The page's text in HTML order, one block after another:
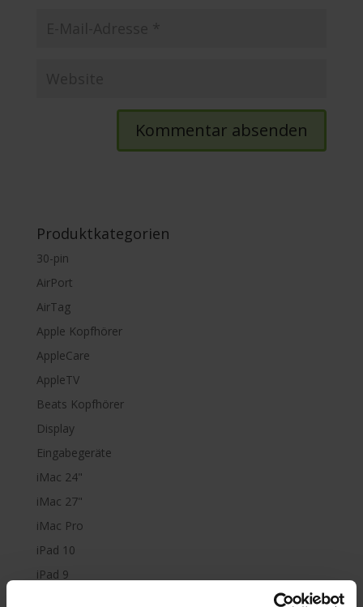
Produktkategorien
30-pin
AirPort
AirTag
Apple Kopfhörer
AppleCare
AppleTV
Beats Kopfhörer
Display
Eingabegeräte
iMac 24"
iMac 27"
iMac Pro
iPad 10
iPad 9